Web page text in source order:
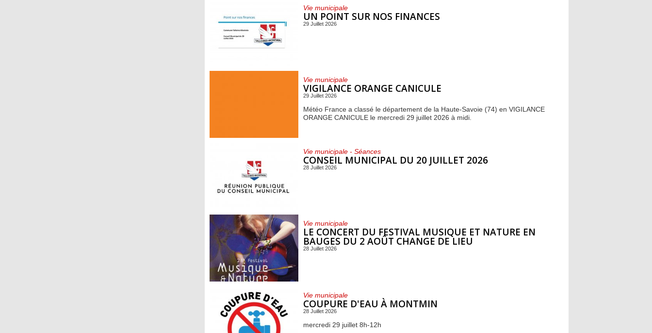
Vie municipale
UN POINT SUR NOS FINANCES
29 Juillet 2026
Vie municipale
VIGILANCE ORANGE CANICULE
29 Juillet 2026
Météo France a classé le département de la Haute-Savoie (74) en VIGILANCE
ORANGE CANICULE le mercredi 29 juillet 2026 à midi.
Vie municipale - Séances
CONSEIL MUNICIPAL DU 20 JUILLET 2026
28 Juillet 2026
Vie municipale
LE CONCERT DU FESTIVAL MUSIQUE ET NATURE EN
BAUGES DU 2 AOÛT CHANGE DE LIEU
28 Juillet 2026
Vie municipale
COUPURE D'EAU À MONTMIN
28 Juillet 2026
mercredi 29 juillet 8h-12h